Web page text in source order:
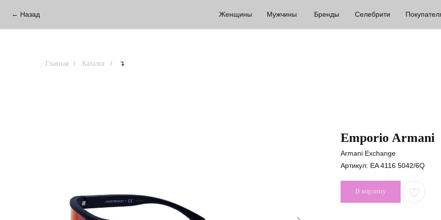
Селебрити
Женщины Бренды
Мужчины
← Назад
Главная / Каталог / ↴
Emporio Armani
Armani Exchange
Артикул: EA 4116 5042/6Q
В корзину